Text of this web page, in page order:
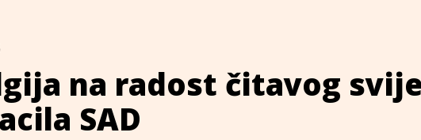
na radost čitavog
SAD